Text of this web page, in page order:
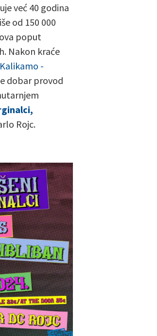
već 40 godina
od 150 000
poput
Nakon kraće
-
dobar provod
Rojc.